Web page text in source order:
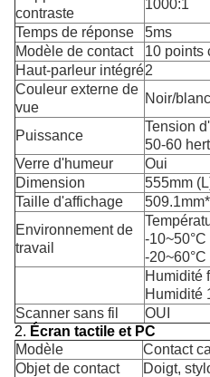
contraste
1000:1
Temps de réponse
5ms
Modèle de contact
10 points
Haut-parleur intégré2
Couleur externe de
vue
Noir/blanc
Puissance
Tension
50-60
Verre d'humeur
Oui
Dimension
555mm
Taille d'affichage
Environnement de
travail
-
-20~60°C
Humidité
Humidité
Scanner sans fil
OUI
2. Écran tactile et PC
Modèle
Contact
Objet de contact
Doigt,